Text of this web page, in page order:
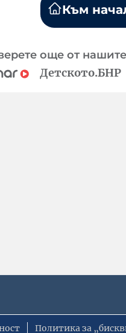
Към
още от
Детското.БНР
Политика за